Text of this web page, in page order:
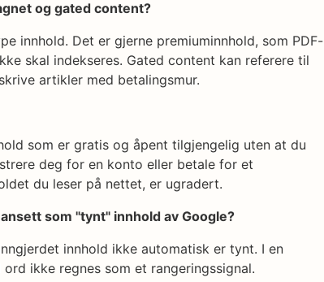
og gated content?
innhold. Det er gjerne premiuminnhold, som PDF-
skal indekseres. Gated content kan referere til
artikler med betalingsmur.
som er gratis og åpent tilgjengelig uten at du
deg for en konto eller betale for et
du leser på nettet, er ugradert.
som "tynt" innhold av Google?
innhold ikke automatisk er tynt. I en
ikke regnes som et rangeringssignal.